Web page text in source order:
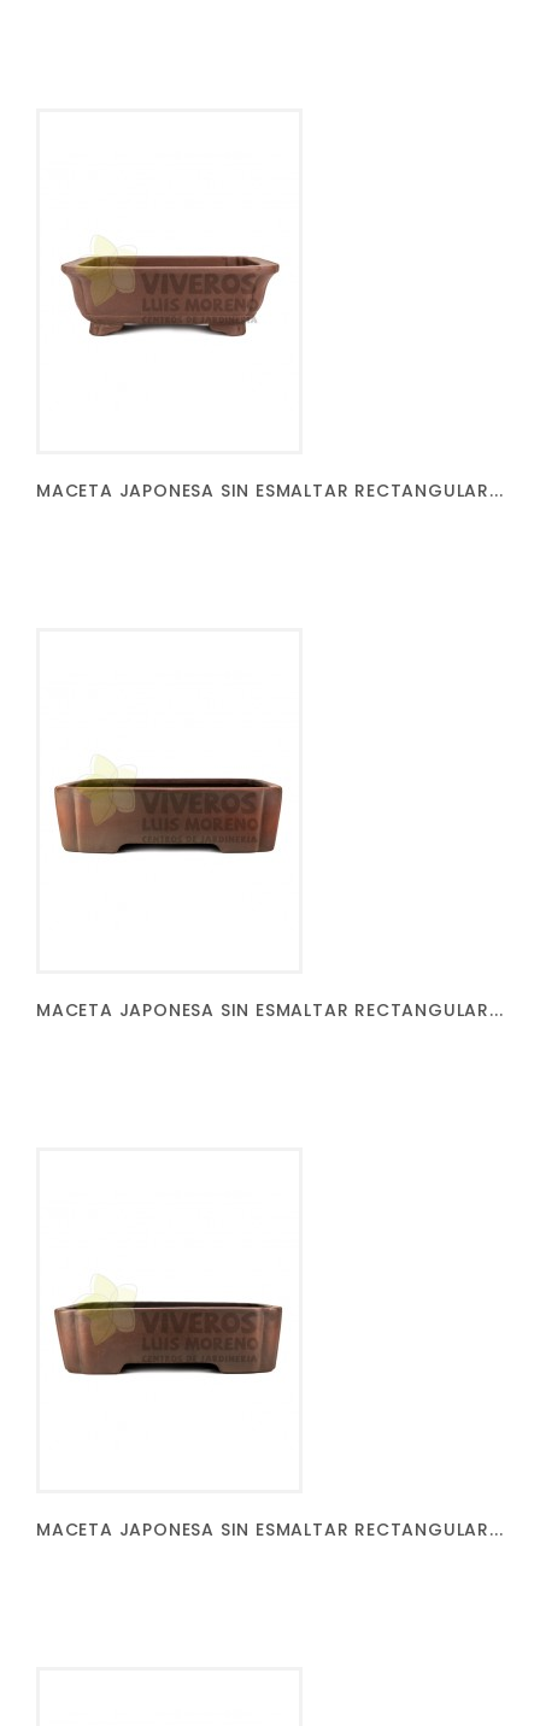
MACETA JAPONESA SIN ESMALTAR RECTANGULAR...
MACETA JAPONESA SIN ESMALTAR RECTANGULAR...
MACETA JAPONESA SIN ESMALTAR RECTANGULAR...